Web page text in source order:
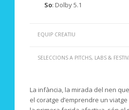
So: Dolby 5.1
EQUIP CREATIU
SELECCIONS A PITCHS, LABS &
La infància, la mirada del nen
el coratge d’emprendre un